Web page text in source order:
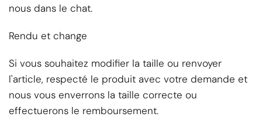
nous dans le chat.
Rendu et change
Si vous souhaitez modifier la taille ou renvoyer
l'article, respecté le produit avec votre demande et
nous vous enverrons la taille correcte ou
effectuerons le remboursement.